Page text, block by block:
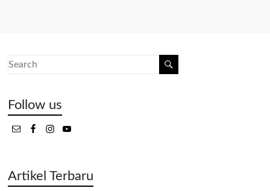
Follow us
Artikel Terbaru